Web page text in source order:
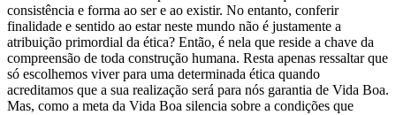
consistência e forma ao ser e ao existir. No entanto, conferir
finalidade e sentido ao estar neste mundo não é justamente a
atribuição primordial da ética? Então, é nela que reside a chave da
compreensão de toda construção humana. Resta apenas ressaltar que
só escolhemos viver para uma determinada ética quando
acreditamos que a sua realização será para nós garantia de Vida Boa.
Mas, como a meta da Vida Boa silencia sobre a condições que